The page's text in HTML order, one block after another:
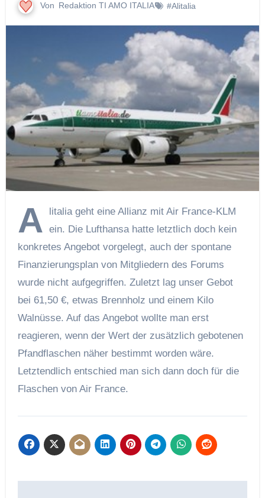
Von Redaktion TI AMO ITALIA #Alitalia
A
litalia geht eine Allianz mit Air France-KLM
ein. Die Lufthansa hatte letztlich doch kein
konkretes Angebot vorgelegt, auch der spontane
Finanzierungsplan von Mitgliedern des Forums
wurde nicht aufgegriffen. Zuletzt lag unser Gebot
bei 61,50 €, etwas Brennholz und einem Kilo
Walnüsse. Auf das Angebot wollte man erst
reagieren, wenn der Wert der zusätzlich gebotenen
Pfandflaschen näher bestimmt worden wäre.
Letztendlich entschied man sich dann doch für die
Flaschen von Air France.